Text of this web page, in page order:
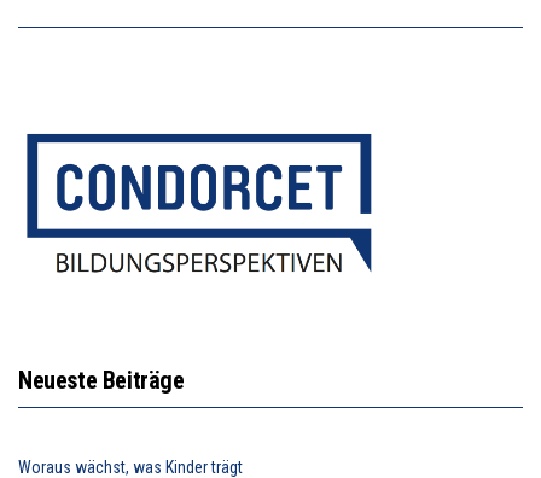
Neueste Beiträge
Woraus wächst, was Kinder trägt